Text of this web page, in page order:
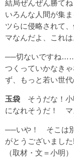
結局ぜんぜん勝て
いろんな人間が集
ツらに侵略されて
マなんだよ、これは
──切ないですね……
つくっていかなき
ず、もっと若い世代
玉袋 そうだな！小
になれそうだ！ マ
──いや！ そこは
がとうございました
（取材・文＝小明）